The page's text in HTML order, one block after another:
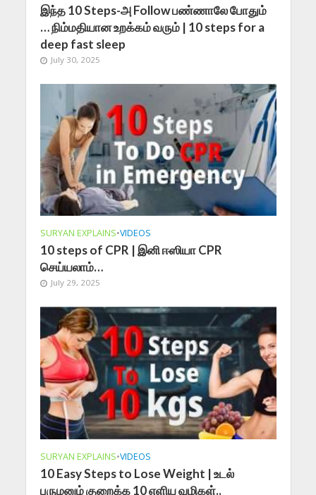
இந்த 10 Steps-அ Follow பண்ணாலே போதும்
… நிம்மதியான உறக்கம் வரும் | 10 steps for a
deep fast sleep
July 30, 2025
SURYAN EXPLAINS•VIDEOS
10 steps of CPR | இனி ஈஸியா CPR
செய்யலாம்…
July 29, 2025
SURYAN EXPLAINS•VIDEOS
10 Easy Steps to Lose Weight | உடல்
பருமனும் குறைக்க 10 எளிய வழிகள்..